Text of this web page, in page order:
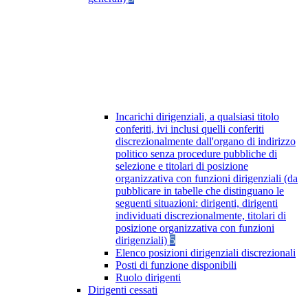
Incarichi dirigenziali, a qualsiasi titolo
conferiti, ivi inclusi quelli conferiti
discrezionalmente dall'organo di indirizzo
politico senza procedure pubbliche di
selezione e titolari di posizione
organizzativa con funzioni dirigenziali (da
pubblicare in tabelle che distinguano le
seguenti situazioni: dirigenti, dirigenti
individuati discrezionalmente, titolari di
posizione organizzativa con funzioni
dirigenziali) 5
Elenco posizioni dirigenziali discrezionali
Posti di funzione disponibili
Ruolo dirigenti
Dirigenti cessati